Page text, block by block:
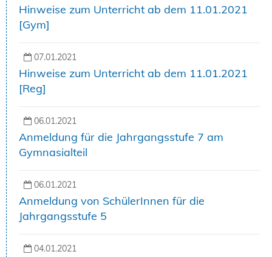
Hinweise zum Unterricht ab dem 11.01.2021
[Gym]
07.01.2021
Hinweise zum Unterricht ab dem 11.01.2021
[Reg]
06.01.2021
Anmeldung für die Jahrgangsstufe 7 am
Gymnasialteil
06.01.2021
Anmeldung von SchülerInnen für die
Jahrgangsstufe 5
04.01.2021